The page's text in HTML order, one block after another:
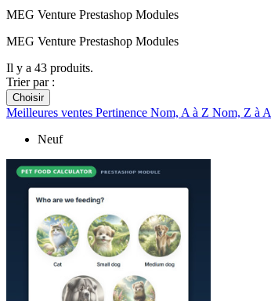
MEG Venture Prestashop Modules
MEG Venture Prestashop Modules
Il y a 43 produits.
Trier par :
Choisir
Meilleures ventes Pertinence Nom, A à Z Nom, Z à A
Neuf